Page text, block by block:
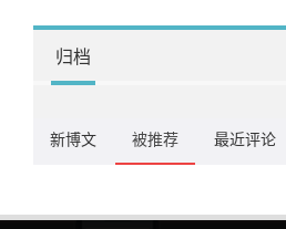
归档
新博文 被推荐 最近评论